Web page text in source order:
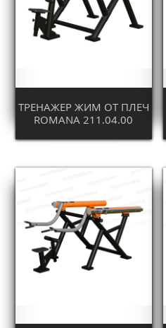
ТРЕНАЖЕР ЖИМ ОТ ПЛЕЧ
ROMANA 211.04.00